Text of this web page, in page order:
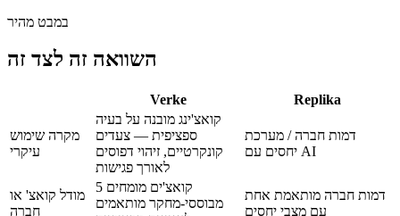
במבט מהיר
השוואה זה לצד זה
Verke ‏Replika
מקרה שימוש
עיקרי
קואצ'ינג מובנה על בעיה
ספציפית — צעדים
קונקרטיים, זיהוי דפוסים
לאורך פגישות
דמות חברה / מערכת
יחסים עם AI
מודל קואצ' או
חברה
5 קואצ'ים מומחים
מבוססי-מחקר מותאמים
דמות חברה מותאמת אחת
עם מצבי יחסים